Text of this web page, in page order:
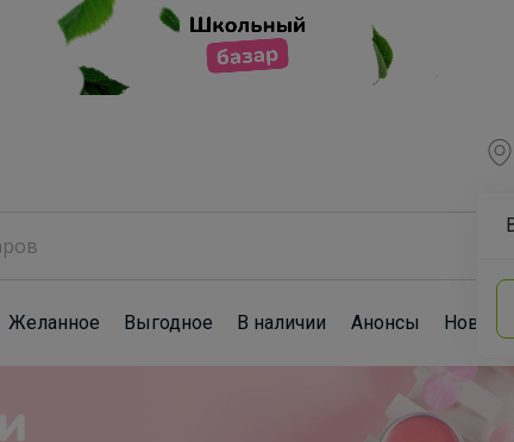
Желанное Выгодное В наличии Анонсы Новости